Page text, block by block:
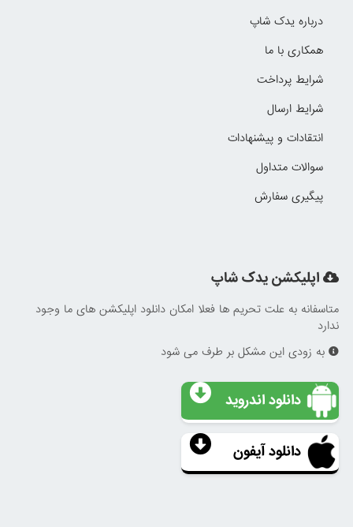
درباره یدک شاپ
همکاری با ما
شرایط پرداخت
شرایط ارسال
انتقادات و پیشنهادات
سوالات متداول
پیگیری سفارش
اپلیکشن یدک شاپ
متاسفانه به علت تحریم ها فعلا امکان دانلود اپلیکشن های ما وجود
ندارد
به زودی این مشکل بر طرف می شود
دانلود اندروید
دانلود آیفون